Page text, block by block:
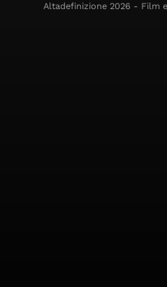
Altadefinizione 2026 - Film